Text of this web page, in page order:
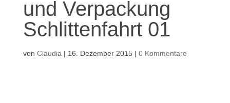
und Verpackung
Schlittenfahrt 01
von Claudia | 16. Dezember 2015| 0 Kommentare